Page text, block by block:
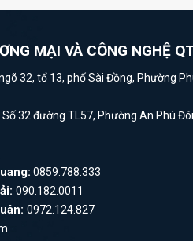
MẠI VÀ CÔNG NGHỆ
32, tổ 13, phố Sài Đồng, Phường
Số 32 đường TL57, Phường An Phú
0859.788.333
090.182.0011
0972.124.827